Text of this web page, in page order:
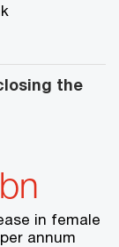
the
bn
in female
annum